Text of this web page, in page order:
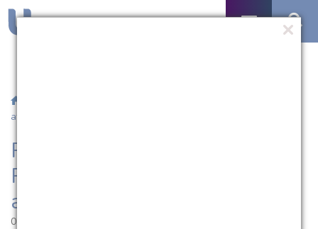
atendimento para atletas
Parceria entre Católica e
Paulista F.C. oferece
atendimento para atletas
01.11.2022 | 17:19